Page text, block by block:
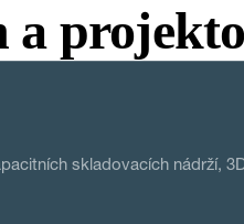
skladovacích nádrží,